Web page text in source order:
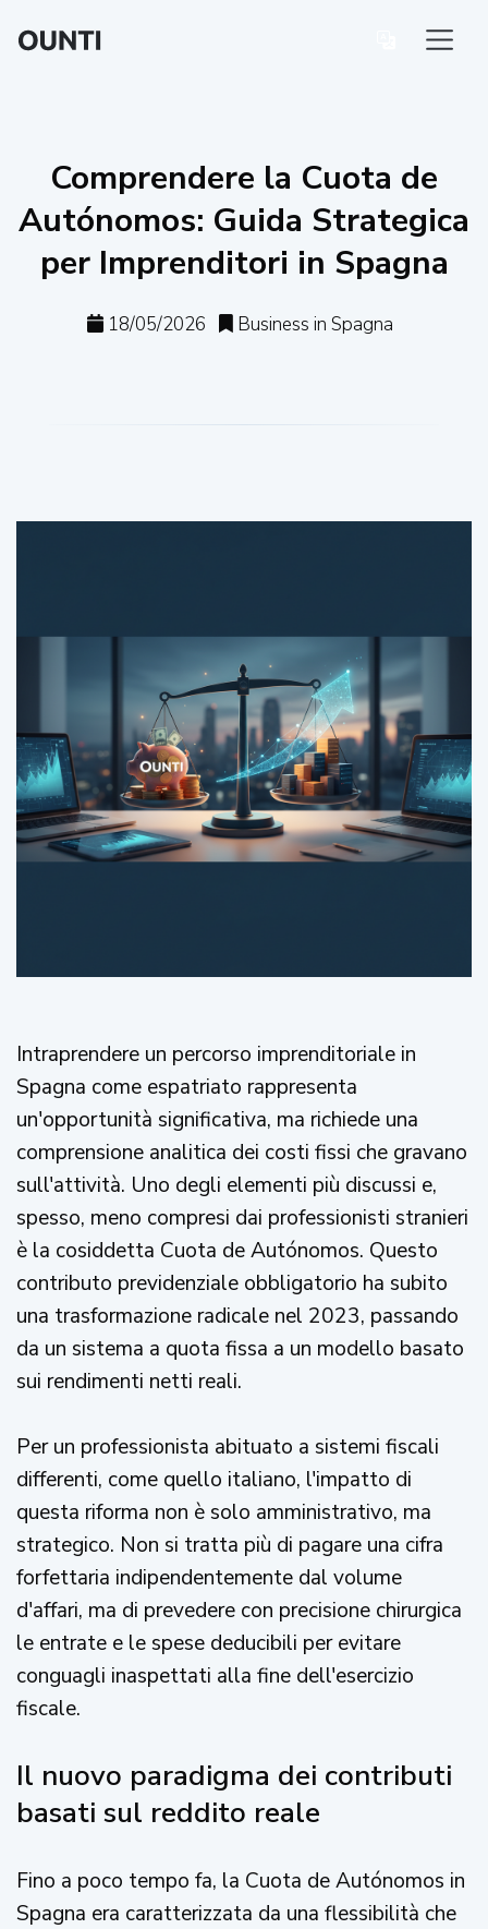
Comprendere la Cuota de
Autónomos: Guida Strategica
per Imprenditori in Spagna
18/05/2026 Business in Spagna
Intraprendere un percorso imprenditoriale in
Spagna come espatriato rappresenta
un'opportunità significativa, ma richiede una
comprensione analitica dei costi fissi che gravano
sull'attività. Uno degli elementi più discussi e,
spesso, meno compresi dai professionisti stranieri
è la cosiddetta Cuota de Autónomos. Questo
contributo previdenziale obbligatorio ha subito
una trasformazione radicale nel 2023, passando
da un sistema a quota fissa a un modello basato
sui rendimenti netti reali.
Per un professionista abituato a sistemi fiscali
differenti, come quello italiano, l'impatto di
questa riforma non è solo amministrativo, ma
strategico. Non si tratta più di pagare una cifra
forfettaria indipendentemente dal volume
d'affari, ma di prevedere con precisione chirurgica
le entrate e le spese deducibili per evitare
conguagli inaspettati alla fine dell'esercizio
fiscale.
Il nuovo paradigma dei contributi
basati sul reddito reale
Fino a poco tempo fa, la Cuota de Autónomos in
Spagna era caratterizzata da una flessibilità che